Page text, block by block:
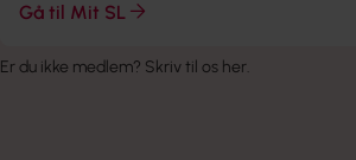
Gå til Mit SL
Er du ikke medlem? Skriv til os her.